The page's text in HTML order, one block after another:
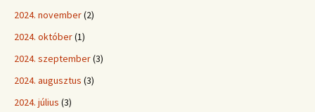
2024. november(2)
2024. október(1)
2024. szeptember(3)
2024. augusztus (3)
2024. július (3)